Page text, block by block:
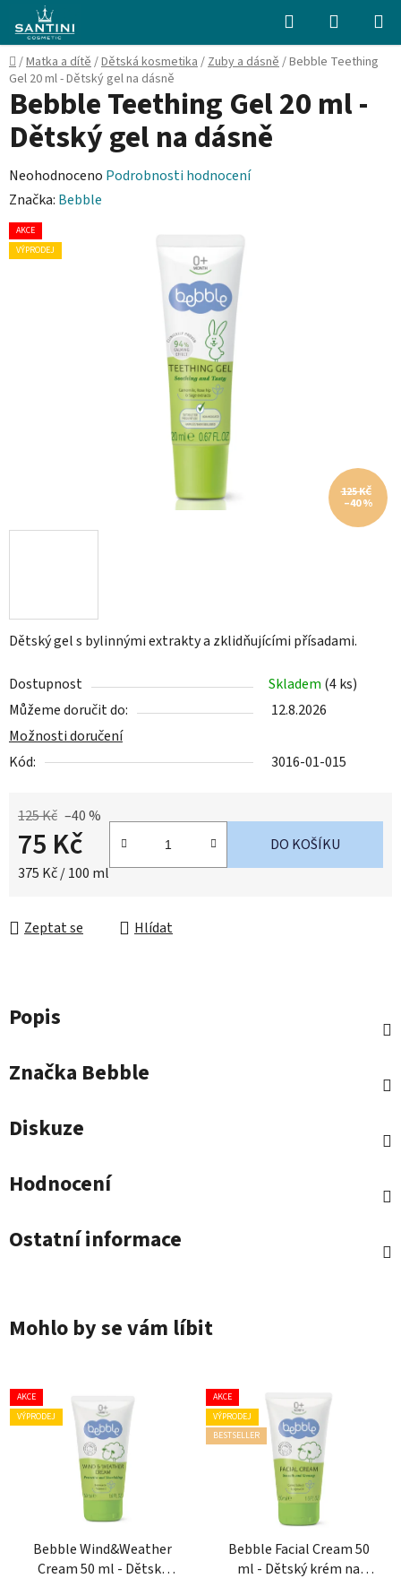
obsah
Hledat
KOŠÍK
Domů
/Matka a dítě/Dětská kosmetika/Zuby a dásně/Bebble Teething
Gel 20 ml - Dětský gel na dásně
Dětský gel s bylinnými extrakty a zklidňujícími přísadami.
Dostupnost Skladem (4 ks)
Můžeme doručit do:
12.8.2026
Možnosti doručení
Kód:
3016-01-015
125 Kč –40 %
75 Kč
Měrná cena:
375 Kč / 100 ml
DO KOŠÍKU
Zeptat se Hlídat
Bebble Teething Gel 20 ml -
Dětský gel na dásně
Průměrné
hodnocení
produktu
je
Neohodnoceno Podrobnosti hodnocení
Značka: Bebble
AKCE
VÝPRODEJ
125 KČ
–40 %
Popis
Značka Bebble
Diskuze
Hodnocení
Ostatní informace
Mohlo by se vám líbit
AKCE
VÝPRODEJ
Bebble Wind&Weather
Cream 50 ml - Dětský
AKCE
VÝPRODEJ
BESTSELLER
Bebble Facial Cream 50
ml - Dětský krém na